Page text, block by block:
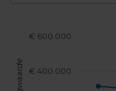
€ 400.000
€ 600.000